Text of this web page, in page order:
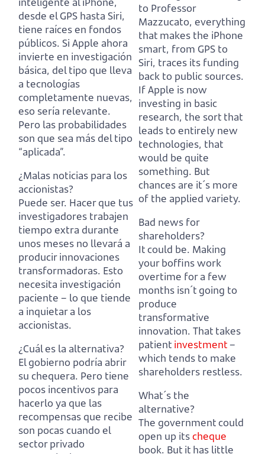
desde el GPS hasta Siri,
tiene raíces en fondos
públicos. Si Apple ahora
invierte en investigación
básica, del tipo que lleva
a tecnologías
completamente nuevas,
eso sería relevante.
Pero las probabilidades
son que sea más del tipo
“aplicada”.
¿Malas noticias para los
accionistas?
Puede ser. Hacer que tus
investigadores trabajen
tiempo extra durante
unos meses no llevará a
producir innovaciones
transformadoras. Esto
necesita investigación
paciente – lo que tiende
a inquietar a los
accionistas.
¿Cuál es la alternativa?
El gobierno podría abrir
su chequera. Pero tiene
pocos incentivos para
hacerlo ya que las
recompensas que recibe
son pocas cuando el
sector privado
to Professor
Mazzucato, everything
that makes the iPhone
smart, from GPS to
Siri, traces its funding
back to public sources.
If Apple is now
investing in basic
research, the sort that
leads to entirely new
technologies, that
would be quite
something. But
chances are it´s more
of the applied variety.
Bad news for
shareholders?
It could be. Making
your boffins work
overtime for a few
months isn´t going to
produce
transformative
innovation. That takes
patient investment –
which tends to make
shareholders restless.
What´s the
alternative?
The government could
open up itscheque
book. But it has little